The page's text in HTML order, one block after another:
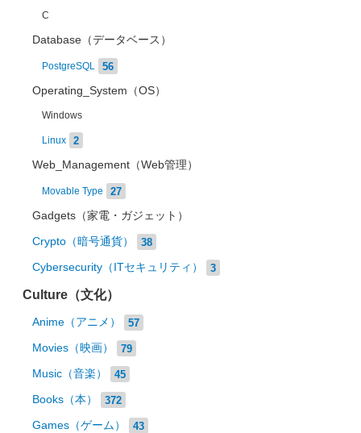
C
Database（データベース）
PostgreSQL 56
Operating_System（OS）
Windows
Linux 2
Web_Management（Web管理）
Movable Type 27
Gadgets（家電・ガジェット）
Crypto（暗号通貨） 38
Cybersecurity（ITセキュリティ） 3
Culture（文化）
Anime（アニメ） 57
Movies（映画） 79
Music（音楽） 45
Books（本） 372
Games（ゲーム） 43